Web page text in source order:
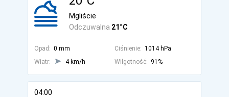
Odczuwalna 21°C
Mgliście
Opad: 0 mm Ciśnienie: 1014 hPa
Wiatr:
4 km/h Wilgotność: 91%
04:00